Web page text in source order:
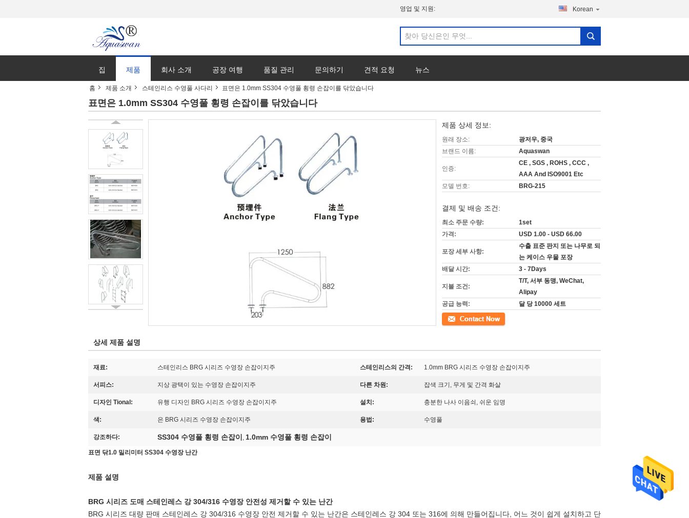
영업 및 지원: Korean
집 제품 회사 소개 공장 여행 품질 관리 문의하기 견적 요청 뉴스
홈 제품 소개 스테인리스 수영풀 사다리 표면은 1.0mm SS304 수영풀 횡령 손잡이를 닦았습니다
표면은 1.0mm SS304 수영풀 횡령 손잡이를 닦았습니다
제품 상세 정보:
원래 장소:
광저우, 중국
브랜드 이름:
Aquaswan
인증:
CE , SGS , ROHS , CCC ,
AAA And ISO9001 Etc
모델 번호:
BRG-215
결제 및 배송 조건:
최소 주문 수량:
1set
가격:
USD 1.00 - USD 66.00
포장 세부 사항:
수출 표준 판지 또는 나무로 되
는 케이스 우물 포장
배달 시간:
3 - 7Days
지불 조건:
T/T, 서부 동맹, WeChat,
Alipay
공급 능력:
달 당 10000 세트
접촉
상세 제품 설명
재료: 스테인리스 BRG 시리즈 수영장 손잡이지주 스테인리스의 간격: 1.0mm BRG 시리즈 수영장 손잡이지주
서피스: 지상 광택이 있는 수영장 손잡이지주 다른 차원: 잡색 크기, 무게 및 간격 화살
디자인 Tional: 유행 디자인 BRG 시리즈 수영장 손잡이지주 설치: 충분한 나사 이음쇠, 쉬운 임명
색: 은 BRG 시리즈 수영장 손잡이지주 용법: 수영풀
강조하다: SS304 수영풀 횡령 손잡이 , 1.0mm 수영풀 횡령 손잡이
표면 닦1.0 밀리미터 SS304 수영장 난간
제품 설명
BRG 시리즈 도매 스테인레스 강 304/316 수영장 안전성 제거할 수 있는 난간
BRG 시리즈 대량 판매 스테인레스 강 304/316 수영장 안전 제거할 수 있는 난간은 스테인레스 강 304 또는 316에 의해 만들어집니다, 어느 것이 쉽게 설치하고 단